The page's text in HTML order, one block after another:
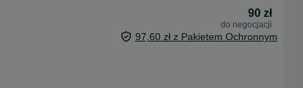
90 zł
do negocjacji
97,60 zł z Pakietem Ochronnym